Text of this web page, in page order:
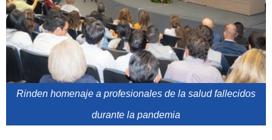
Rinden homenaje a profesionales de la salud fallecidos
durante la pandemia